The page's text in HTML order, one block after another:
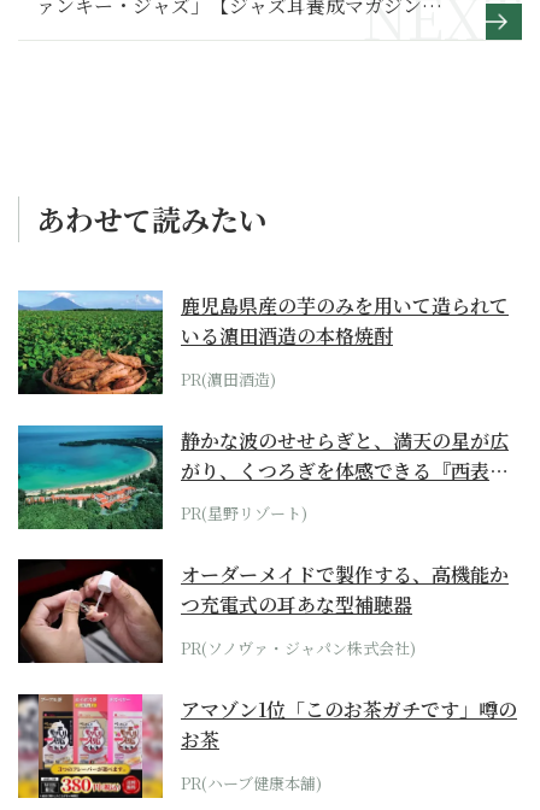
JAZZ100年】第14巻より
あわせて読みたい
鹿児島県産の芋のみを用いて造られて
いる濵田酒造の本格焼酎
PR(濵田酒造)
静かな波のせせらぎと、満天の星が広
がり、くつろぎを体感できる『西表島
ホテル by...
PR(星野リゾート)
オーダーメイドで製作する、高機能か
つ充電式の耳あな型補聴器
PR(ソノヴァ・ジャパン株式会社)
アマゾン1位「このお茶ガチです」噂の
お茶
PR(ハーブ健康本舗)